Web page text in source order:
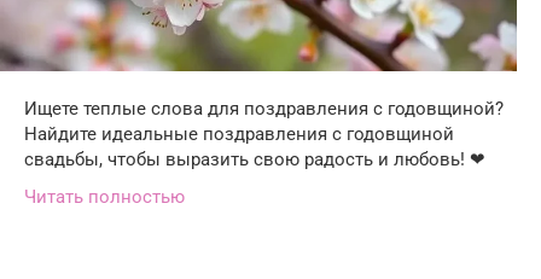
Ищете теплые слова для поздравления с годовщиной?
Найдите идеальные поздравления с годовщиной
свадьбы, чтобы выразить свою радость и любовь! ❤
Читать полностью